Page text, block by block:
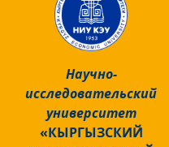
Научно-
исследовательский
университет
«КЫРГЫЗСКИЙ